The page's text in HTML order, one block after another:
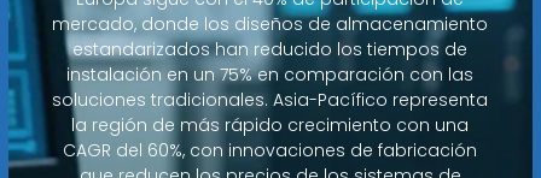
mercado, donde los diseños de almacenamiento
estandarizados han reducido los tiempos de
instalación en un 75% en comparación con las
soluciones tradicionales. Asia-Pacífico representa
la región de más rápido crecimiento con una
CAGR del 60%, con innovaciones de fabricación